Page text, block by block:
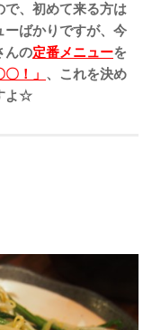
で、初めて来る方は
ーばかりですが、今
んの定番メニューを
！」 、これを決め
よ☆